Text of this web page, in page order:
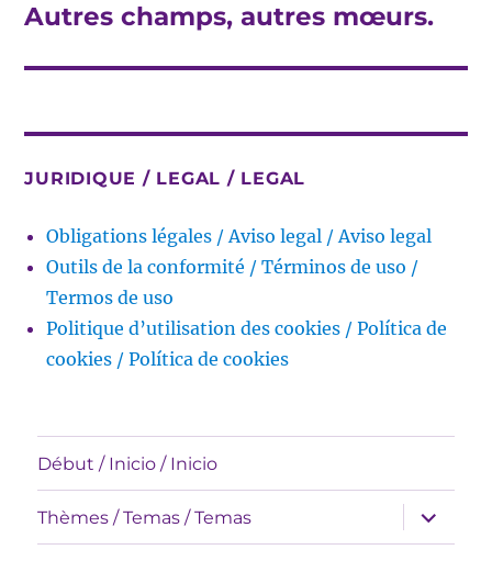
Entrada
Autres champs, autres mœurs.
JURIDIQUE / LEGAL / LEGAL
Obligations légales / Aviso legal / Aviso legal
Outils de la conformité / Términos de uso /
Termos de uso
Politique d’utilisation des cookies / Política de
cookies / Política de cookies
Début / Inicio / Inicio
Thèmes / Temas / Temas
expande
el
menú